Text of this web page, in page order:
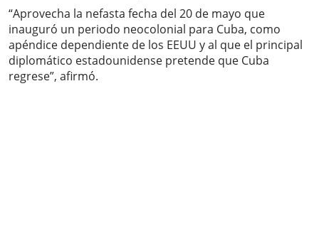
“Aprovecha la nefasta fecha del 20 de mayo que
inauguró un periodo neocolonial para Cuba, como
apéndice dependiente de los EEUU y al que el principal
diplomático estadounidense pretende que Cuba
regrese”, afirmó.